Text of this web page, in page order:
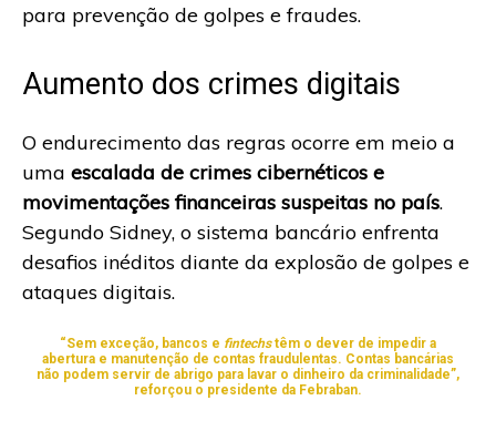
para prevenção de golpes e fraudes.
Aumento dos crimes digitais
O endurecimento das regras ocorre em meio a
uma escalada de crimes cibernéticos e
movimentações financeiras suspeitas no país.
Segundo Sidney, o sistema bancário enfrenta
desafios inéditos diante da explosão de golpes e
ataques digitais.
“Sem exceção, bancos e fintechstêm o dever de impedir a
abertura e manutenção de contas fraudulentas. Contas bancárias
não podem servir de abrigo para lavar o dinheiro da criminalidade”,
reforçou o presidente da Febraban.